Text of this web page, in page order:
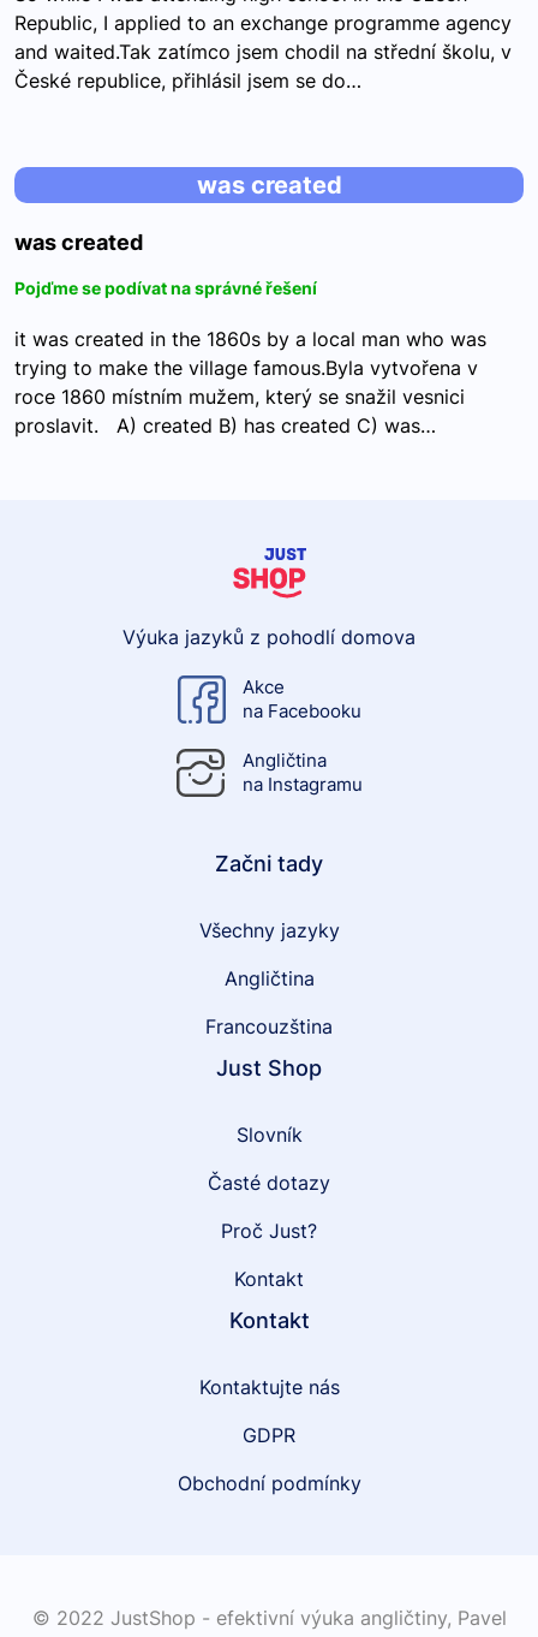
Republic, I applied to an exchange programme agency
and waited.Tak zatímco jsem chodil na střední školu, v
České republice, přihlásil jsem se do…
was created
was created
Pojďme se podívat na správné řešení
it was created in the 1860s by a local man who was
trying to make the village famous.Byla vytvořena v
roce 1860 místním mužem, který se snažil vesnici
proslavit. A) created B) has created C) was…
Výuka jazyků z pohodlí domova
Akce
na Facebooku
Angličtina
na Instagramu
Začni tady
Všechny jazyky
Angličtina
Francouzština
Just Shop
Slovník
Časté dotazy
Proč Just?
Kontakt
Kontakt
Kontaktujte nás
GDPR
Obchodní podmínky
© 2022 JustShop - efektivní výuka angličtiny, Pavel